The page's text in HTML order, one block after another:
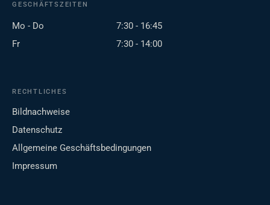
GESCHÄFTSZEITEN
Mo - Do
7:30 - 16:45
Fr
7:30 - 14:00
RECHTLICHES
Bildnachweise
Datenschutz
Allgemeine Geschäftsbedingungen
Impressum